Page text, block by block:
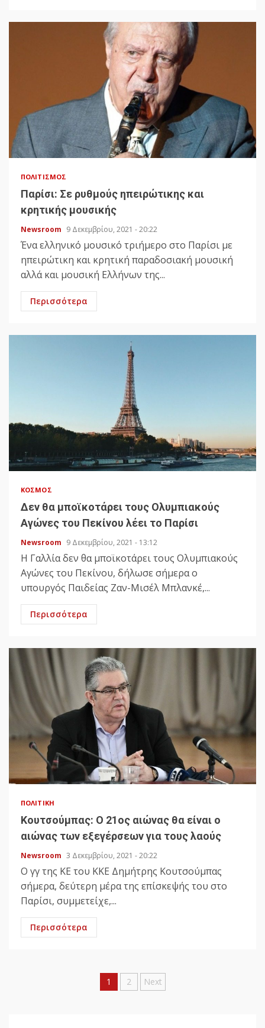
ΠΟΛΙΤΙΣΜΌΣ
Παρίσι: Σε ρυθμούς ηπειρώτικης και
κρητικής μουσικής
Newsroom 9 Δεκεμβρίου, 2021 - 20:22
Ένα ελληνικό μουσικό τριήμερο στο Παρίσι με
ηπειρώτικη και κρητική παραδοσιακή μουσική
αλλά και μουσική Ελλήνων της...
Περισσότερα
ΚΌΣΜΟΣ
Δεν θα μποϊκοτάρει τους Ολυμπιακούς
Αγώνες του Πεκίνου λέει το Παρίσι
Newsroom 9 Δεκεμβρίου, 2021 - 13:12
Η Γαλλία δεν θα μποϊκοτάρει τους Ολυμπιακούς
Αγώνες του Πεκίνου, δήλωσε σήμερα ο
υπουργός Παιδείας Ζαν-Μισέλ Μπλανκέ,...
Περισσότερα
ΠΟΛΙΤΙΚΉ
Κουτσούμπας: Ο 21ος αιώνας θα είναι ο
αιώνας των εξεγέρσεων για τους λαούς
Newsroom 3 Δεκεμβρίου, 2021 - 20:22
Ο γγ της ΚΕ του ΚΚΕ Δημήτρης Κουτσούμπας
σήμερα, δεύτερη μέρα της επίσκεψής του στο
Παρίσι, συμμετείχε,...
Περισσότερα
Σελιδοποίηση
1 2 Next